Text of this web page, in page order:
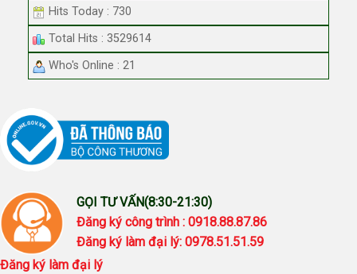
Hits Today : 730
Total Hits : 3529614
Who's Online : 21
GỌI TƯ VẤN(8:30-21:30)
Đăng ký công trình : 0918.88.87.86
Đăng ký làm đại lý: 0978.51.51.59
Đăng ký làm đại lý